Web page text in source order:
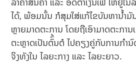
ໄດ້, ພ້ອມນັ້ນ ກໍສຸມໃສ່ແກ້ໄຂບັນຫານໍ້າ
ຫຼາຍມາດຕະການ ໂດຍຖືເອົາມາດຕະກາ
ຕະຫຼາດເປັນຕົົ້ນຕໍ ໄປຄຽງຄູ່ກັບການກໍາ
ຈິງທັງໃນ ໄລຍະກາງ ແລະ ໄລຍະຍາວ.